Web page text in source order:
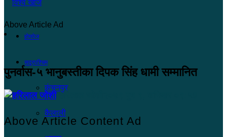
होमपेज
सुदूरपश्चिम
कंचनपुर
कैलाली
Above Article Ad
पुनर्वास-५ भानुबस्तीका दिपक सिंह धामी सम्मानित
हरिलाल जोशी
Above Article Content Ad